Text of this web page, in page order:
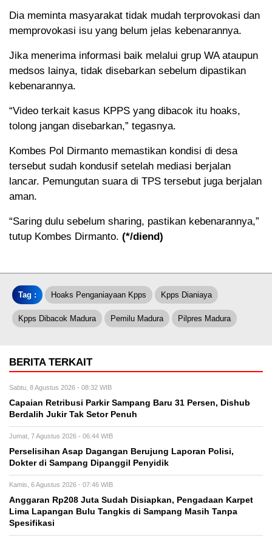
Dia meminta masyarakat tidak mudah terprovokasi dan
memprovokasi isu yang belum jelas kebenarannya.
Jika menerima informasi baik melalui grup WA ataupun
medsos lainya, tidak disebarkan sebelum dipastikan
kebenarannya.
“Video terkait kasus KPPS yang dibacok itu hoaks,
tolong jangan disebarkan,” tegasnya.
Kombes Pol Dirmanto memastikan kondisi di desa
tersebut sudah kondusif setelah mediasi berjalan
lancar. Pemungutan suara di TPS tersebut juga berjalan
aman.
“Saring dulu sebelum sharing, pastikan kebenarannya,”
tutup Kombes Dirmanto. (*/diend)
Tag : Hoaks Penganiayaan Kpps Kpps Dianiaya
Kpps Dibacok Madura Pemilu Madura Pilpres Madura
BERITA TERKAIT
Sabtu, 8 Agustus 2026 - 08:32 WIB
Capaian Retribusi Parkir Sampang Baru 31 Persen, Dishub
Berdalih Jukir Tak Setor Penuh
Jumat, 7 Agustus 2026 - 06:44 WIB
Perselisihan Asap Dagangan Berujung Laporan Polisi,
Dokter di Sampang Dipanggil Penyidik
Kamis, 6 Agustus 2026 - 07:46 WIB
Anggaran Rp208 Juta Sudah Disiapkan, Pengadaan Karpet
Lima Lapangan Bulu Tangkis di Sampang Masih Tanpa
Spesifikasi